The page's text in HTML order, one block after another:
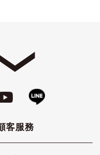
客服務